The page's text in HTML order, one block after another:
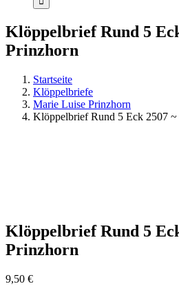
Klöppelbrief Rund 5
Prinzhorn
Startseite
Klöppelbriefe
Marie Luise Prinzhorn
Klöppelbrief Rund 5 Eck 2507
Klöppelbrief Rund 5
Prinzhorn
9,50 €